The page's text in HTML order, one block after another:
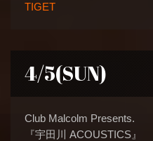
TIGET
4/5(SUN)
Club Malcolm Presents.
『宇田川 ACOUSTICS』